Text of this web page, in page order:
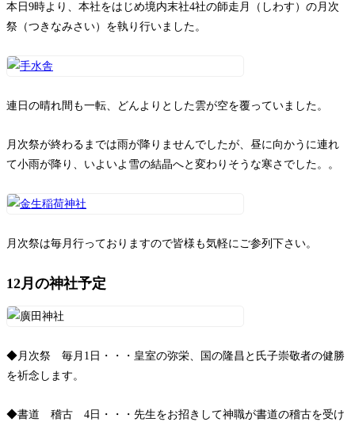
本日9時より、本社をはじめ境内末社4社の師走月（しわす）の月次
祭（つきなみさい）を執り行いました。
連日の晴れ間も一転、どんよりとした雲が空を覆っていました。
月次祭が終わるまでは雨が降りませんでしたが、昼に向かうに連れ
て小雨が降り、いよいよ雪の結晶へと変わりそうな寒さでした。。
月次祭は毎月行っておりますので皆様も気軽にご参列下さい。
12月の神社予定
◆月次祭 毎月1日・・・皇室の弥栄、国の隆昌と氏子崇敬者の健勝
を祈念します。
◆書道 稽古 4日・・・先生をお招きして神職が書道の稽古を受け